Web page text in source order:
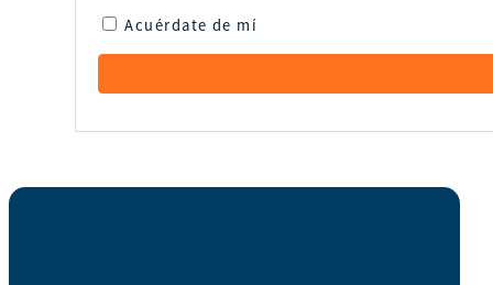
Acuérdate de mí